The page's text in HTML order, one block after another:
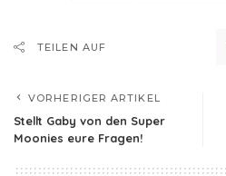
TEILEN AUF
VORHERIGER ARTIKEL
Stellt Gaby von den Super
Moonies eure Fragen!